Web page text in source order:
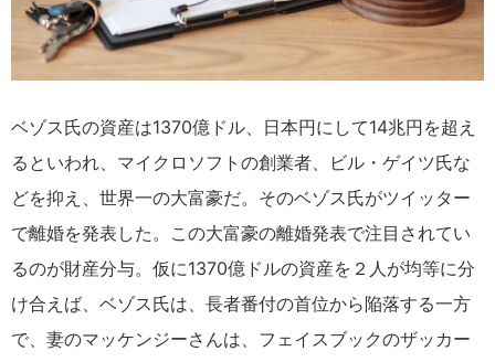
ベゾス氏の資産は1370億ドル、日本円にして14兆円を超え
るといわれ、マイクロソフトの創業者、ビル・ゲイツ氏な
どを抑え、世界一の大富豪だ。そのベゾス氏がツイッター
で離婚を発表した。この大富豪の離婚発表で注目されてい
るのが財産分与。仮に1370億ドルの資産を２人が均等に分
け合えば、ベゾス氏は、長者番付の首位から陥落する一方
で、妻のマッケンジーさんは、フェイスブックのザッカー